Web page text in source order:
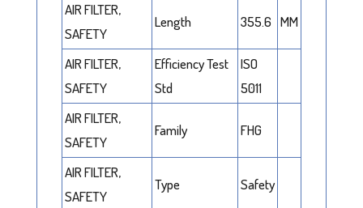
AIR FILTER,
SAFETY
Length 355.6 MM
AIR FILTER,
SAFETY
Efficiency Test
Std
ISO
5011
AIR FILTER,
SAFETY
Family FHG
AIR FILTER,
SAFETY
Type Safety